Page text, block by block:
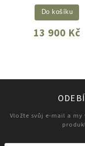
13 900 Kč
Do košíku
Vložte svůj e-mail a